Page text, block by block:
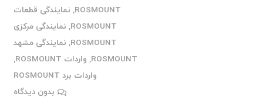
ROSMOUNT
, نمایندگی قطعات
ROSMOUNT
, نمایندگی مرکزی
ROSMOUNT
, نمایندگی مشهد
ROSMOUNT
, واردات ROSMOUNT
,
واردات برد ROSMOUNT
بدون دیدگاه